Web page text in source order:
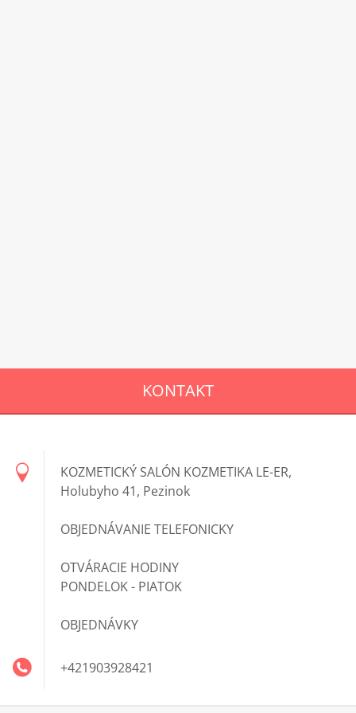
KONTAKT
KOZMETICKÝ SALÓN KOZMETIKA LE-ER,
Holubyho 41, Pezinok
OBJEDNÁVANIE TELEFONICKY
OTVÁRACIE HODINY
PONDELOK - PIATOK
OBJEDNÁVKY
+421903928421